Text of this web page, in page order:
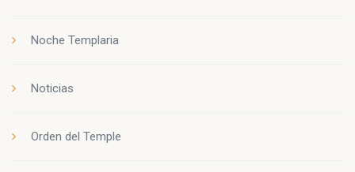
Noche Templaria
Noticias
Orden del Temple